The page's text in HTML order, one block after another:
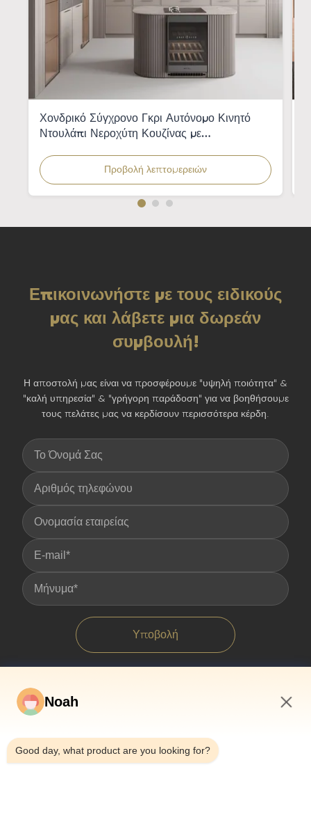
Χονδρικό Σύγχρονο Γκρι Αυτόνομο Κινητό
Ντουλάπι Νεροχύτη Κουζίνας με
Προβολή λεπτομερειών
Επικοινωνήστε με τους ειδικούς
μας και λάβετε μια δωρεάν
συμβουλή!
Η αποστολή μας είναι να προσφέρουμε "υψηλή ποιότητα" &
"καλή υπηρεσία" & "γρήγορη παράδοση" για να βοηθήσουμε
τους πελάτες μας να κερδίσουν περισσότερα κέρδη.
Υποβολή
Noah
Good day, what product are you looking for?